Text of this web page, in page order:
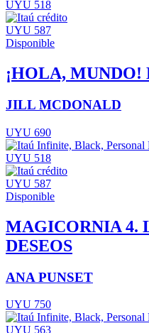
UYU 518
UYU 587
Disponible
¡HOLA, MUNDO!
JILL MCDONALD
UYU 690
UYU 518
UYU 587
Disponible
MAGICORNIA 4.
DESEOS
ANA PUNSET
UYU 750
UYU 563